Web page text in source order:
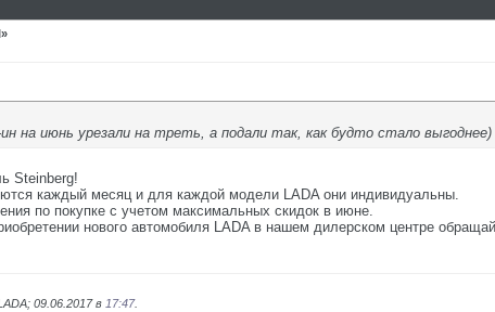
на июнь урезали на треть, а подали так, как будто стало выгоднее)
Steinberg!
каждый месяц и для каждой модели LADA они индивидуальны.
по покупке с учетом максимальных скидок в июне.
нового автомобиля LADA в нашем дилерском центре
09.06.2017 в 17:47.